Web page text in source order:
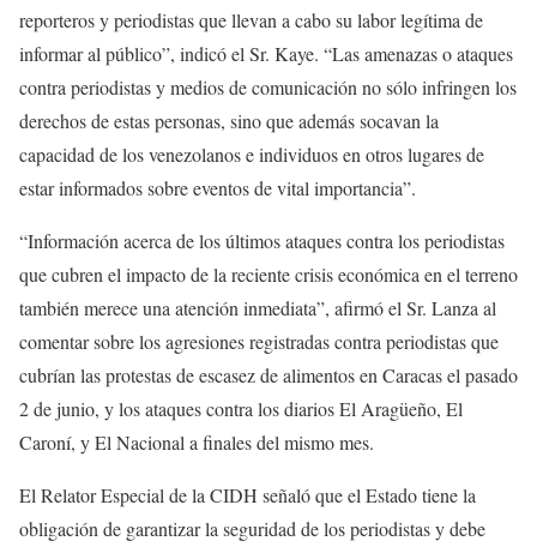
reporteros y periodistas que llevan a cabo su labor legítima de
informar al público”, indicó el Sr. Kaye. “Las amenazas o ataques
contra periodistas y medios de comunicación no sólo infringen los
derechos de estas personas, sino que además socavan la
capacidad de los venezolanos e individuos en otros lugares de
estar informados sobre eventos de vital importancia”.
“Información acerca de los últimos ataques contra los periodistas
que cubren el impacto de la reciente crisis económica en el terreno
también merece una atención inmediata”, afirmó el Sr. Lanza al
comentar sobre los agresiones registradas contra periodistas que
cubrían las protestas de escasez de alimentos en Caracas el pasado
2 de junio, y los ataques contra los diarios El Aragüeño, El
Caroní, y El Nacional a finales del mismo mes.
El Relator Especial de la CIDH señaló que el Estado tiene la
obligación de garantizar la seguridad de los periodistas y debe